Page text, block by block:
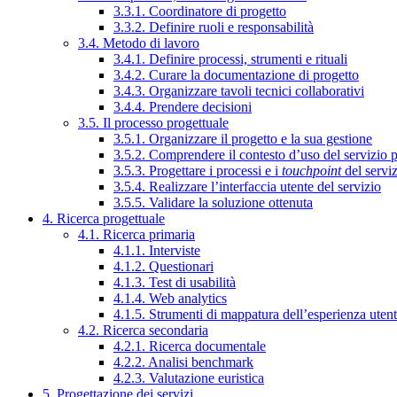
3.3.1. Coordinatore di progetto
3.3.2. Definire ruoli e responsabilità
3.4. Metodo di lavoro
3.4.1. Definire processi, strumenti e rituali
3.4.2. Curare la documentazione di progetto
3.4.3. Organizzare tavoli tecnici collaborativi
3.4.4. Prendere decisioni
3.5. Il processo progettuale
3.5.1. Organizzare il progetto e la sua gestione
3.5.2. Comprendere il contesto d’uso del servizio
3.5.3. Progettare i processi e i touchpointdel
3.5.4. Realizzare l’interfaccia utente del servizio
3.5.5. Validare la soluzione ottenuta
4. Ricerca progettuale
4.1. Ricerca primaria
4.1.1. Interviste
4.1.2. Questionari
4.1.3. Test di usabilità
4.1.4. Web analytics
4.1.5. Strumenti di mappatura dell’esperienza
4.2. Ricerca secondaria
4.2.1. Ricerca documentale
4.2.2. Analisi benchmark
4.2.3. Valutazione euristica
5. Progettazione dei servizi